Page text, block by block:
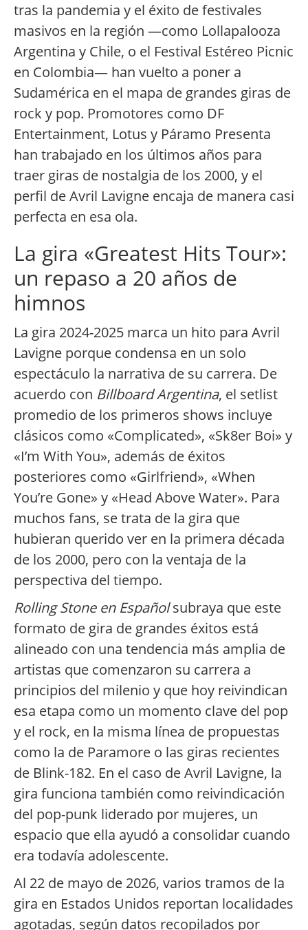
tras la pandemia y el éxito de festivales
masivos en la región —como Lollapalooza
Argentina y Chile, o el Festival Estéreo Picnic
en Colombia— han vuelto a poner a
Sudamérica en el mapa de grandes giras de
rock y pop. Promotores como DF
Entertainment, Lotus y Páramo Presenta
han trabajado en los últimos años para
traer giras de nostalgia de los 2000, y el
perfil de Avril Lavigne encaja de manera casi
perfecta en esa ola.
La gira «Greatest Hits Tour»:
un repaso a 20 años de
himnos
La gira 2024-2025 marca un hito para Avril
Lavigne porque condensa en un solo
espectáculo la narrativa de su carrera. De
acuerdo con Billboard Argentina, el setlist
promedio de los primeros shows incluye
clásicos como «Complicated», «Sk8er Boi» y
«I’m With You», además de éxitos
posteriores como «Girlfriend», «When
You’re Gone» y «Head Above Water». Para
muchos fans, se trata de la gira que
hubieran querido ver en la primera década
de los 2000, pero con la ventaja de la
perspectiva del tiempo.
Rolling Stone en Españolsubraya que este
formato de gira de grandes éxitos está
alineado con una tendencia más amplia de
artistas que comenzaron su carrera a
principios del milenio y que hoy reivindican
esa etapa como un momento clave del pop
y el rock, en la misma línea de propuestas
como la de Paramore o las giras recientes
de Blink-182. En el caso de Avril Lavigne, la
gira funciona también como reivindicación
del pop-punk liderado por mujeres, un
espacio que ella ayudó a consolidar cuando
era todavía adolescente.
Al 22 de mayo de 2026, varios tramos de la
gira en Estados Unidos reportan localidades
agotadas, según datos recopilados por